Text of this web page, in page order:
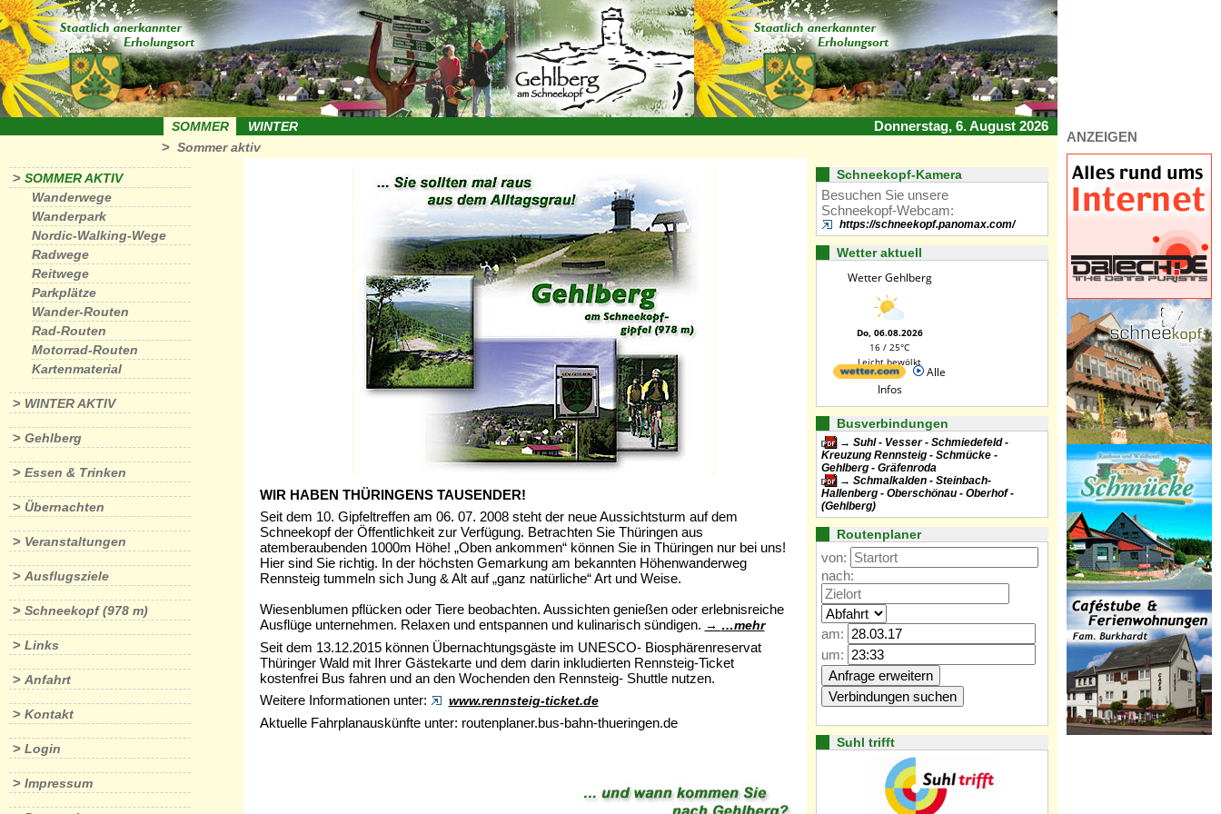
SOMMER WINTER
Donnerstag, 6. August 2026
> Sommer aktiv
> SOMMER AKTIV
Wanderwege
Wanderpark
Nordic-Walking-Wege
Radwege
Reitwege
Parkplätze
Wander-Routen
Rad-Routen
Motorrad-Routen
Kartenmaterial
> WINTER AKTIV
> Gehlberg
> Essen & Trinken
> Übernachten
> Veranstaltungen
> Ausflugsziele
> Schneekopf (978 m)
> Links
> Anfahrt
> Kontakt
> Login
> Impressum
WIR HABEN THÜRINGENS TAUSENDER!
Seit dem 10. Gipfeltreffen am 06. 07. 2008 steht der neue Aussichtsturm auf dem
Schneekopf der Öffentlichkeit zur Verfügung. Betrachten Sie Thüringen aus
atemberaubenden 1000m Höhe! „Oben ankommen“ können Sie in Thüringen nur bei uns!
Hier sind Sie richtig. In der höchsten Gemarkung am bekannten Höhenwanderweg
Rennsteig tummeln sich Jung & Alt auf „ganz natürliche“ Art und Weise.
Wiesenblumen pflücken oder Tiere beobachten. Aussichten genießen oder erlebnisreiche
Ausflüge unternehmen. Relaxen und entspannen und kulinarisch sündigen.
…mehr
Seit dem 13.12.2015 können Übernachtungsgäste im UNESCO- Biosphärenreservat
Thüringer Wald mit Ihrer Gästekarte und dem darin inkludierten Rennsteig-Ticket
kostenfrei Bus fahren und an den Wochenden den Rennsteig- Shuttle nutzen.
Weitere Informationen unter:
www.rennsteig-ticket.de
Aktuelle Fahrplanauskünfte unter: routenplaner.bus-bahn-thueringen.de
Schneekopf-Kamera
Besuchen Sie unsere
Schneekopf-Webcam:
https://schneekopf.panomax.com/
Wetter aktuell
Wetter Gehlberg
Do, 06.08.2026
16 / 25°C
Leicht bewölkt
Alle
Infos
Busverbindungen
Suhl - Vesser - Schmiedefeld -
Kreuzung Rennsteig - Schmücke -
Gehlberg - Gräfenroda
Schmalkalden - Steinbach-
Hallenberg - Oberschönau - Oberhof -
(Gehlberg)
Routenplaner
von:
nach:
am:
um:
Suhl trifft
ANZEIGEN